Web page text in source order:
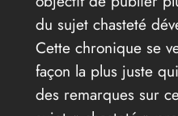
du sujet chasteté
Cette chronique se
façon la plus juste
des remarques sur